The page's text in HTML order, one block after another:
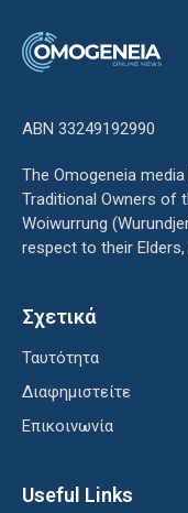
ΑΒΝ 33249192990
The Omogeneia
Traditional Owners of
Woiwurrung
respect to their
Σχετικά
Ταυτότητα
Διαφημιστείτε
Επικοινωνία
Useful Links